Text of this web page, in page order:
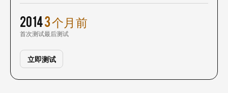
2014
首次测试
3 个月前
最后测试
立即测试